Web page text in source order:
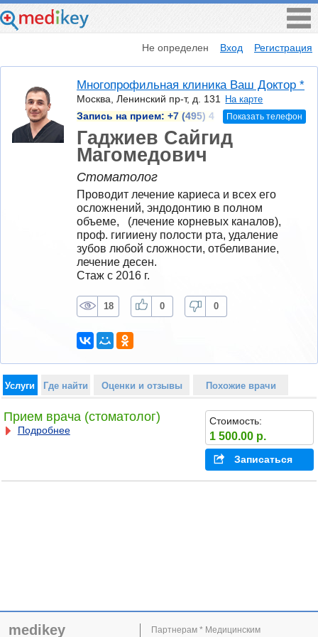
Не определен Вход Регистрация
Многопрофильная клиника Ваш Доктор *
Москва, Ленинский пр-т, д. 131
На карте
Запись на прием: +7 (495) 4 Показать телефон
Гаджиев Сайгид
Магомедович
Стоматолог
Проводит лечение кариеса и всех его
осложнений, эндодонтию в полном
объеме,   (лечение корневых каналов),
проф. гигииену полости рта, удаление
зубов любой сложности, отбеливание,
лечение десен.
Стаж с 2016 г.
18 0 0
Услуги Где найти Оценки и отзывы Похожие врачи
Прием врача (стоматолог)
Подробнее
Стоимость:
1 500.00 р.
Записаться
medikey
Партнерам * Медицинским